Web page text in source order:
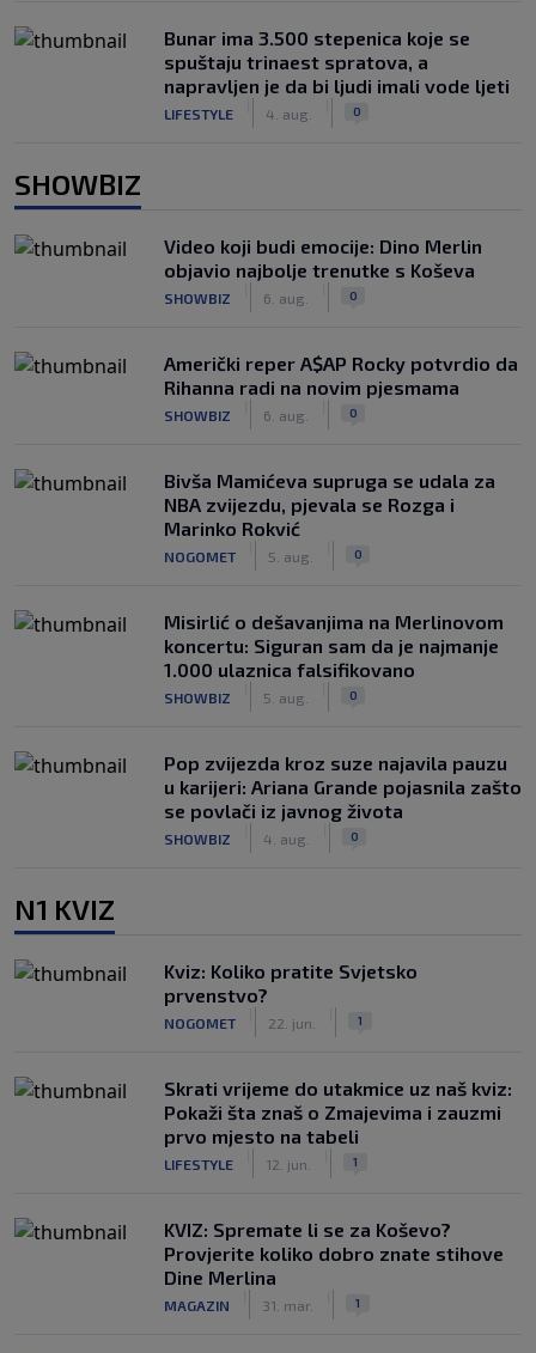
Bunar imа 3.500 stepenica koje se
spuštaju trinaest spratova, a
napravljen je da bi ljudi imali vode ljeti
LIFESTYLE 4. aug. 0
SHOWBIZ
Video koji budi emocije: Dino Merlin
objavio najbolje trenutke s Koševa
SHOWBIZ 6. aug. 0
Američki reper A$AP Rocky potvrdio da
Rihanna radi na novim pjesmama
SHOWBIZ 6. aug. 0
Bivša Mamićeva supruga se udala za
NBA zvijezdu, pjevala se Rozga i
Marinko Rokvić
NOGOMET 5. aug. 0
Misirlić o dešavanjima na Merlinovom
koncertu: Siguran sam da je najmanje
1.000 ulaznica falsifikovano
SHOWBIZ 5. aug. 0
Pop zvijezda kroz suze najavila pauzu
u karijeri: Ariana Grande pojasnila zašto
se povlači iz javnog života
SHOWBIZ 4. aug. 0
N1 KVIZ
Kviz: Koliko pratite Svjetsko
prvenstvo?
NOGOMET 22. jun. 1
Skrati vrijeme do utakmice uz naš kviz:
Pokaži šta znaš o Zmajevima i zauzmi
prvo mjesto na tabeli
LIFESTYLE 12. jun. 1
KVIZ: Spremate li se za Koševo?
Provjerite koliko dobro znate stihove
Dine Merlina
MAGAZIN 31. mar. 1